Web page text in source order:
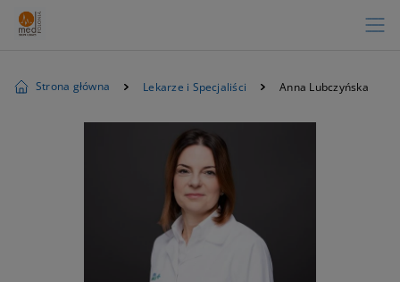
Strona główna Lekarze i Specjaliści Anna Lubczyńska